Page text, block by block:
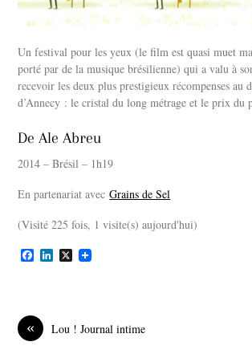
Un festival pour les yeux (le film est quasi muet
porté par de la musique brésilienne) qui a valu à
recevoir les deux plus prestigieux récompenses au
d’Annecy : le cristal du long métrage et le prix du
De Ale Abreu
2014 – Brésil – 1h19
En partenariat avecGrains de Sel
(Visité 225 fois, 1 visite(s) aujourd'hui)
F
o
o
k
L
I
X
« Lou ! Journal intime